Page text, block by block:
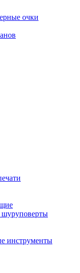
очки
шуруповерты
инструменты